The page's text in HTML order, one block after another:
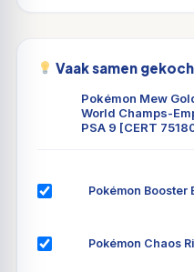
Vaak samen
Pokémon Mew
World Champs-
PSA 9 [CERT
Pokémon Booster
Pokémon Chaos